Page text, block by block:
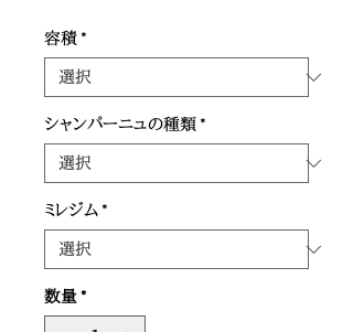
容積 *
シャンパーニュの種類 *
ミレジム *
数量 *